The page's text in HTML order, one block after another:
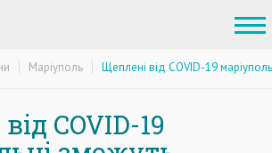
Маріуполь Щеплені від COVID-19
COVID-19